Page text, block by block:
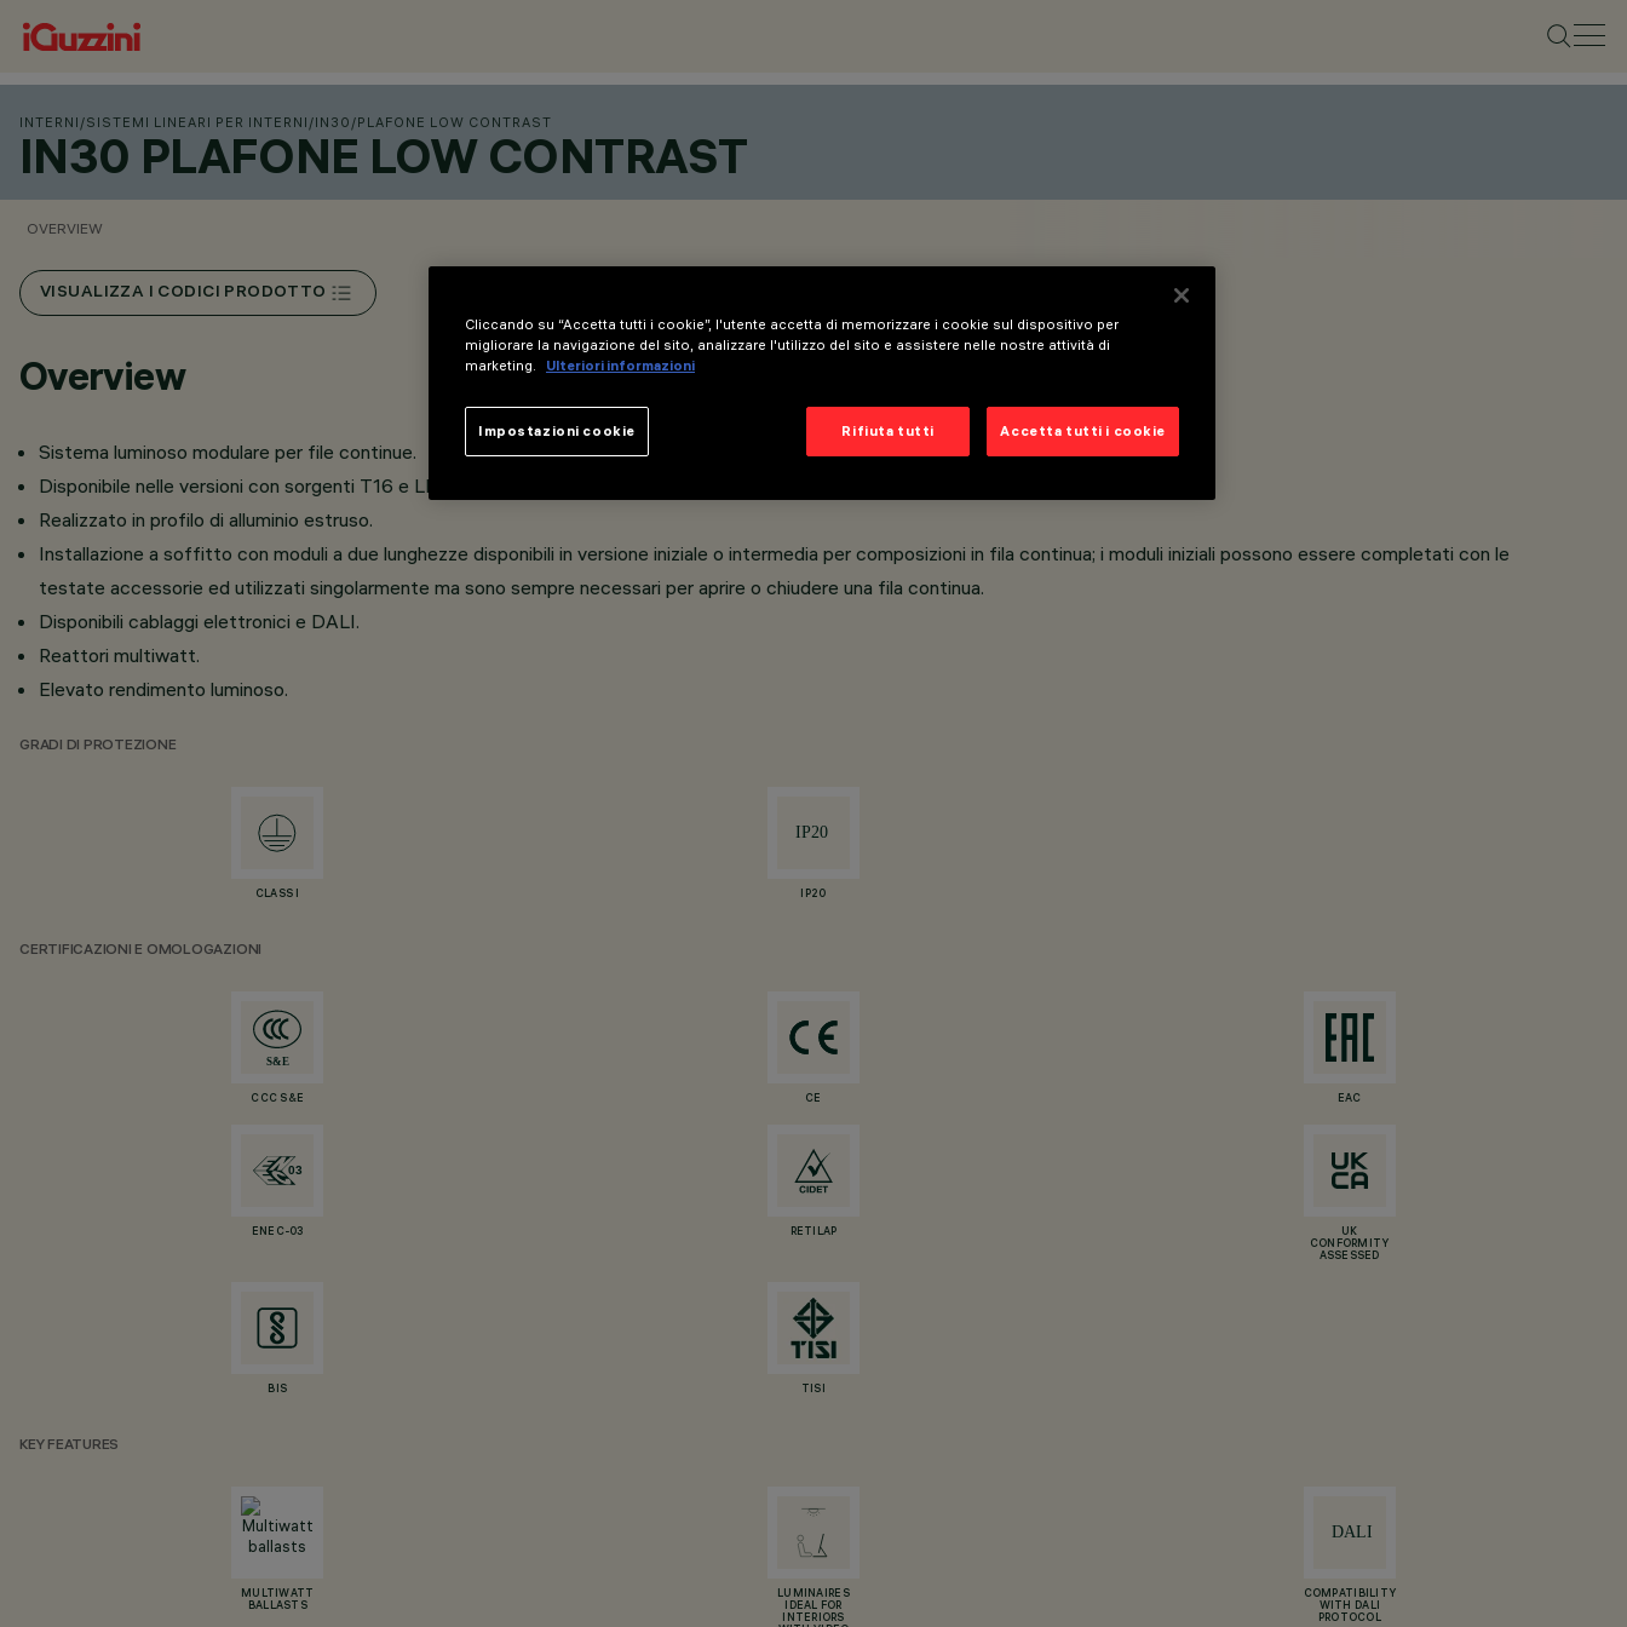
INTERNI /SISTEMI LINEARI PER INTERNI /IN30 /PLAFONE LOW CONTRAST
IN30 PLAFONE LOW CONTRAST
OVERVIEW
VISUALIZZA I CODICI PRODOTTO
Overview
Sistema luminoso modulare per file continue.
Disponibile nelle versioni con sorgenti T16 e LED.
Realizzato in profilo di alluminio estruso.
Installazione a soffitto con moduli a due lunghezze disponibili in versione iniziale o intermedia per composizioni in fila continua; i moduli iniziali possono essere completati con le
testate accessorie ed utilizzati singolarmente ma sono sempre necessari per aprire o chiudere una fila continua.
Disponibili cablaggi elettronici e DALI.
Reattori multiwatt.
Elevato rendimento luminoso.
GRADI DI PROTEZIONE
CLASS I IP20
CERTIFICAZIONI E OMOLOGAZIONI
CCC S&E CE EAC
ENEC-03 RETILAP
UK
CONFORMITY
ASSESSED
BIS TISI
KEY FEATURES
MULTIWATT
BALLASTS
LUMINAIRES
IDEAL FOR
INTERIORS
COMPATIBILITY
WITH DALI
PROTOCOL
Cliccando su “Accetta tutti i cookie”, l'utente accetta di memorizzare i cookie sul dispositivo per
migliorare la navigazione del sito, analizzare l'utilizzo del sito e assistere nelle nostre attività di
marketing.
Ulteriori informazioni
Rifiuta tutti Accetta tutti i cookie
Impostazioni cookie